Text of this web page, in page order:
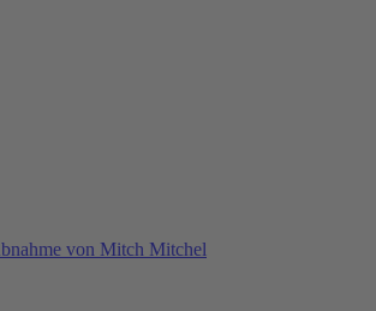
von Mitch Mitchel